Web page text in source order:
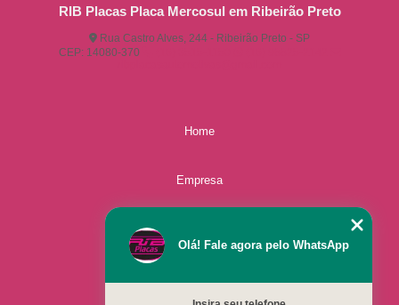
RIB Placas Placa Mercosul em Ribeirão Preto
Rua Castro Alves, 244 - Ribeirão Preto - SP
CEP: 14080-370
Home
Empresa
Olá! Fale agora pelo WhatsApp